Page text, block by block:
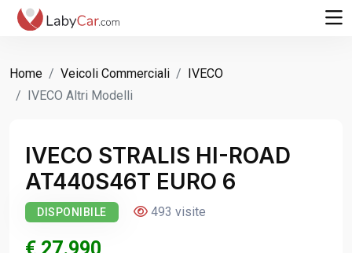
Home Veicoli Commerciali
IVECO
IVECO Altri Modelli
IVECO STRALIS HI-ROAD
AT440S46T EURO 6
DISPONIBILE 493 visite